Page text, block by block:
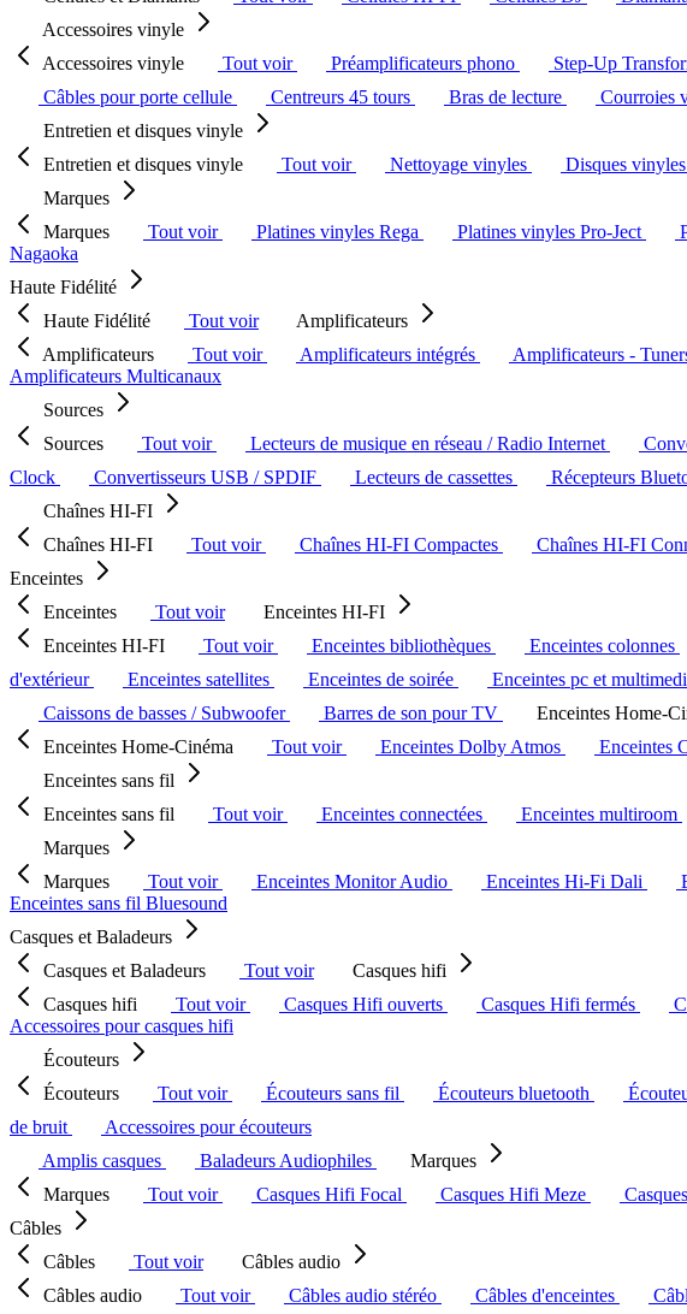
Accessoires vinyle
Accessoires vinyle
Tout voir Préamplificateurs phono Step-Up
Câbles pour porte cellule
Centreurs 45 tours Bras de lecture Courroies
Entretien et disques vinyle
Entretien et disques vinyle
Tout voir Nettoyage vinyles Disques vinyles
Marques
Marques
Tout voir Platines vinyles Rega Platines vinyles Pro-Ject
Nagaoka
Haute Fidélité
Haute Fidélité
Tout voir
Amplificateurs
Amplificateurs
Tout voir Amplificateurs intégrés Amplificateurs -
Amplificateurs Multicanaux
Sources
Sources
Tout voir Lecteurs de musique en réseau / Radio Internet
Clock
Convertisseurs USB / SPDIF Lecteurs de cassettes Récepteurs
Chaînes HI-FI
Chaînes HI-FI
Tout voir Chaînes HI-FI Compactes Chaînes HI-FI
Enceintes
Enceintes
Tout voir
Enceintes HI-FI
Enceintes HI-FI
Tout voir Enceintes bibliothèques Enceintes colonnes
d'extérieur
Enceintes satellites Enceintes de soirée
Enceintes pc et
Caissons de basses / Subwoofer
Barres de son pour TV
Enceintes Home-
Enceintes Home-Cinéma
Tout voir Enceintes Dolby Atmos Enceintes
Enceintes sans fil
Enceintes sans fil
Tout voir Enceintes connectées Enceintes multiroom
Marques
Marques
Tout voir Enceintes Monitor Audio Enceintes Hi-Fi Dali
Enceintes sans fil Bluesound
Casques et Baladeurs
Casques et Baladeurs
Tout voir
Casques hifi
Casques hifi
Tout voir Casques Hifi ouverts Casques Hifi fermés
Accessoires pour casques hifi
Écouteurs
Écouteurs
Tout voir Écouteurs sans fil Écouteurs bluetooth
de bruit
Accessoires pour écouteurs
Amplis casques
Baladeurs Audiophiles
Marques
Marques
Tout voir Casques Hifi Focal Casques Hifi Meze
Câbles
Câbles
Tout voir
Câbles audio
Câbles audio
Tout voir Câbles audio stéréo Câbles d'enceintes